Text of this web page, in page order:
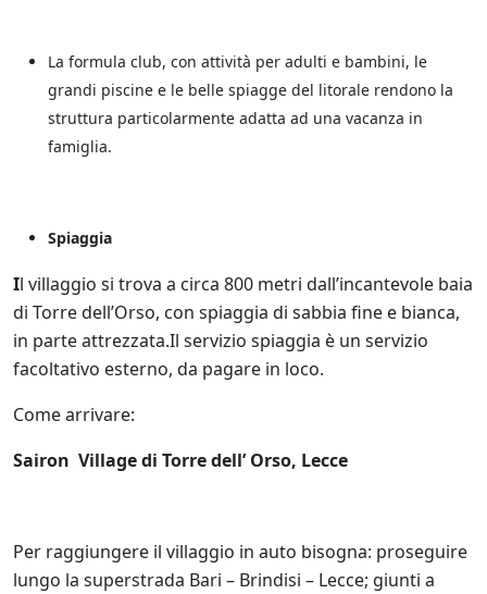
La formula club, con attività per adulti e bambini, le
grandi piscine e le belle spiagge del litorale rendono la
struttura particolarmente adatta ad una vacanza in
famiglia.
Spiaggia
Il villaggio si trova a circa 800 metri dall’incantevole baia
di Torre dell’Orso, con spiaggia di sabbia fine e bianca,
in parte attrezzata.Il servizio spiaggia è un servizio
facoltativo esterno, da pagare in loco.
Come arrivare:
Sairon Village di Torre dell’ Orso, Lecce
Per raggiungere il villaggio in auto bisogna: proseguire
lungo la superstrada Bari – Brindisi – Lecce; giunti a